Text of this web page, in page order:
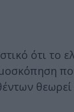
ότι το
που